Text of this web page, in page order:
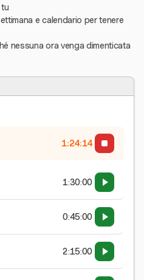
e calendario per tenere
nessuna ora venga dimenticata
1:24:15
1:30:00
0:45:00
2:15:00